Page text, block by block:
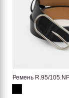
Ремень R.95/